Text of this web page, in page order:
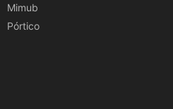
Mimub
Pórtico